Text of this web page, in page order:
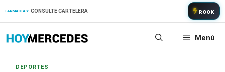
FARMACIAS: CONSULTE CARTELERA ROCK
Menú